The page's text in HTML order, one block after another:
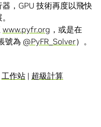
，GPU 技術再度以飛快
www.pyfr.org ，或是在
號為 @PyFR_Solver）。
工作站 | 超級計算